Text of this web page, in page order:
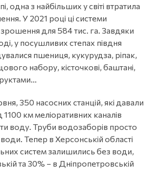
одна з найбільших у світі втратила
У 2021 році ці системи
для 584 тис. га. Завдяки
у посушливих степах півдня
пшениця, кукурудза, ріпак,
набору, кісточкові, баштані,
350 насосних станцій, які давали
км меліоративних каналів
воду. Труби водозаборів просто
Тепер в Херсонській області
систем залишились без води,
та 30% – в Дніпропетровській